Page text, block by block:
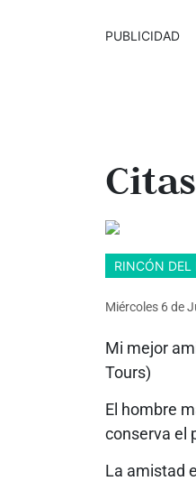
PUBLICIDAD
RINCÓN DEL
Miércoles 6de
Mi mejor
Tours)
El hombre
conserva el
La amistad